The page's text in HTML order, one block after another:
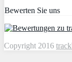
Bewerten Sie uns
Copyright 2016